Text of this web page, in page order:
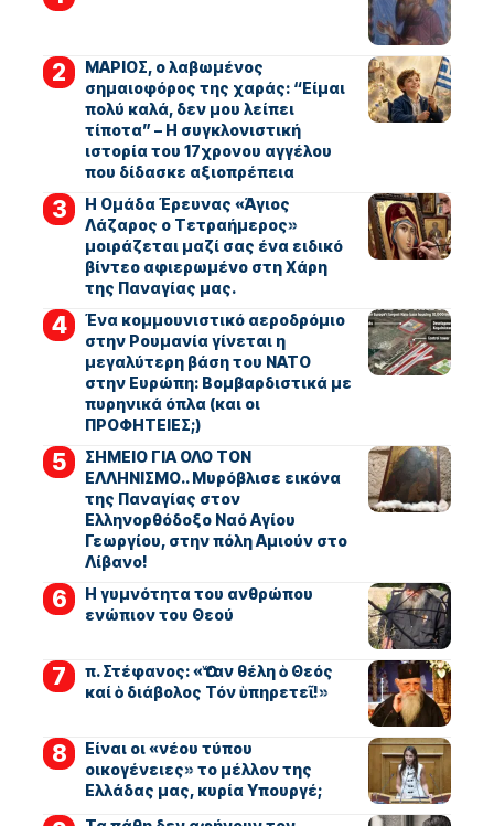
ΜΑΡΙΟΣ, ο λαβωμένος
σημαιοφόρος της χαράς: “Είμαι
πολύ καλά, δεν μου λείπει
τίποτα” – Η συγκλονιστική
ιστορία του 17χρονου αγγέλου
που δίδασκε αξιοπρέπεια
Η Ομάδα Έρευνας «Άγιος
Λάζαρος ο Τετραήμερος»
μοιράζεται μαζί σας ένα ειδικό
βίντεο αφιερωμένο στη Χάρη
της Παναγίας μας.
Ένα κομμουνιστικό αεροδρόμιο
στην Ρουμανία γίνεται η
μεγαλύτερη βάση του ΝΑΤΟ
στην Ευρώπη: Βομβαρδιστικά με
πυρηνικά όπλα (και οι
ΠΡΟΦΗΤΕΙΕΣ;)
ΣΗΜΕΙΟ ΓΙΑ ΟΛΟ ΤΟΝ
ΕΛΛΗΝΙΣΜΟ.. Μυρόβλισε εικόνα
της Παναγίας στον
Ελληνορθόδοξο Ναό Αγίου
Γεωργίου, στην πόλη Αμιούν στο
Λίβανο!
Η γυμνότητα του ανθρώπου
ενώπιον του Θεού
π. Στέφανος: «Ὅταν θέλη ὁ Θεός
καί ὁ διάβολος Τόν ὑπηρετεῖ!»
Είναι οι «νέου τύπου
οικογένειες» το μέλλον της
Ελλάδας μας, κυρία Υπουργέ;